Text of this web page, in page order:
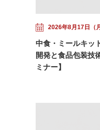
2026年8月17日（
中食・ミールキッ
開発と食品包装技
ミナー】